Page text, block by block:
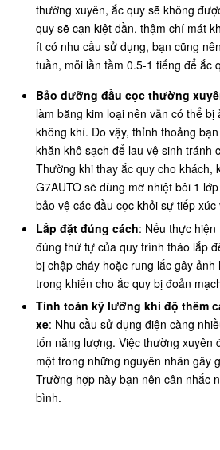
thường xuyên, ắc quy sẽ không
quy sẽ cạn kiệt dần, thậm chí mát
ít có nhu cầu sử dụng, bạn cũng
tuần, mỗi lần tầm 0.5-1 tiếng để ắc
Bảo dưỡng đầu cọc thường
làm bằng kim loại nên vẫn có thể bị
không khí. Do vậy, thỉnh thoảng
khăn khô sạch để lau vệ sinh tránh
Thường khi thay ắc quy cho khách,
G7AUTO sẽ dùng mỡ nhiệt bôi 1
bảo vệ các đầu cọc khỏi sự tiếp xúc
Lắp đặt đúng cách: Nếu thực
đúng thứ tự của quy trình tháo lắp
bị chập cháy hoặc rung lắc gây
trong khiến cho ắc quy bị đoản
Tính toán kỹ lưỡng khi độ thêm
xe: Nhu cầu sử dụng điện càng
tốn năng lượng. Việc thường xuyên
một trong những nguyên nhân gây
Trường hợp này bạn nên cân nhắc
bình.